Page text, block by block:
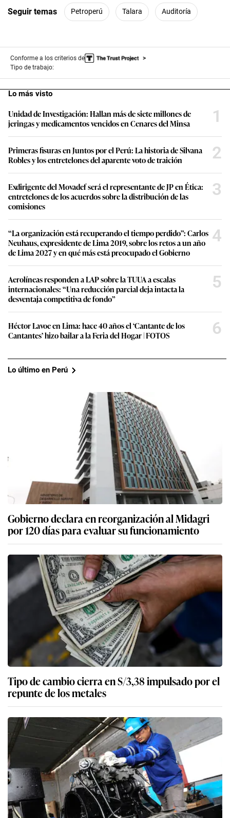
Seguir temas Petroperú Talara Auditoría
Conforme a los criterios de
Tipo de trabajo:
Lo más visto
Unidad de Investigación: Hallan más de siete millones de
jeringas y medicamentos vencidos en Cenares del Minsa
1
Primeras fisuras en Juntos por el Perú: La historia de Silvana
Robles y los entretelones del aparente voto de traición
2
Exdirigente del Movadef será el representante de JP en Ética:
entretelones de los acuerdos sobre la distribución de las
comisiones
3
“La organización está recuperando el tiempo perdido”: Carlos
Neuhaus, expresidente de Lima 2019, sobre los retos a un año
de Lima 2027 y en qué más está preocupado el Gobierno
4
Aerolíneas responden a LAP sobre la TUUA a escalas
internacionales: “Una reducción parcial deja intacta la
desventaja competitiva de fondo”
5
Héctor Lavoe en Lima: hace 40 años el ‘Cantante de los
Cantantes’ hizo bailar a la Feria del Hogar | FOTOS
6
Lo último en Perú
Gobierno declara en reorganización al Midagri
por 120 días para evaluar su funcionamiento
Tipo de cambio cierra en S/3,38 impulsado por el
repunte de los metales